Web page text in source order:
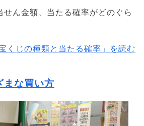
せん金額、当たる確率がどのぐら
くじの種類と当たる確率」を読む
まな買い方